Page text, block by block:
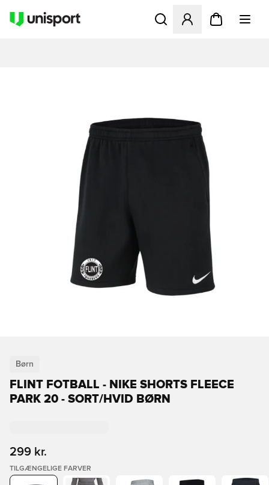
Åbner en Modal til at
Børn
FLINT FOTBALL - NIKE SHORTS FLEECE
PARK 20 - SORT/HVID BØRN
299 kr.
TILGÆNGELIGE FARVER